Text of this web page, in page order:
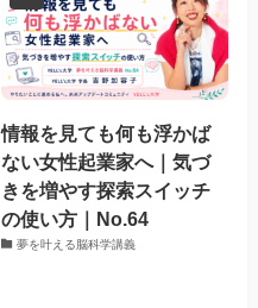
情報を見ても何も浮かば
ない女性起業家へ｜気づ
きを増やす探索スイッチ
の使い方｜No.64
夢を叶える脳科学講義